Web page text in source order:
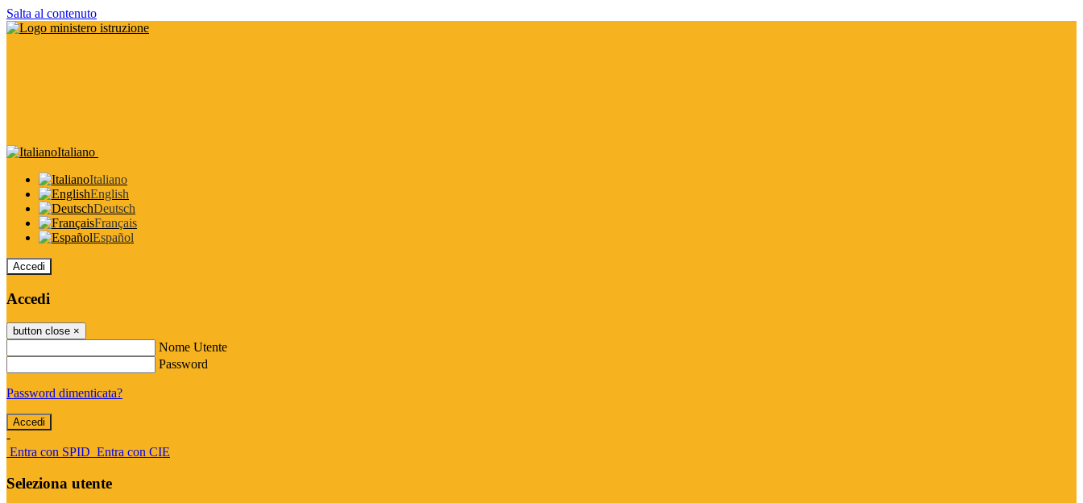
Salta al contenuto
Italiano
Italiano
English
Deutsch
Français
Español
Accedi
Accedi
button close ×
Nome Utente
Password
Password dimenticata?
-
Entra con SPID Entra con CIE
Seleziona utente